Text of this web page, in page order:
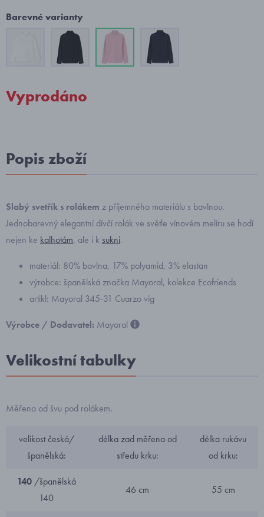
Barevné varianty
Vyprodáno
Popis zboží
Slabý svetřík s rolákem z příjemného materiálu s bavlnou.
Jednobarevný elegantní dívčí rolák ve světle vínovém melíru se hodí
nejen ke kalhotám, ale i k sukni.
materiál: 80% bavlna, 17% polyamid, 3% elastan
výrobce: španělská značka Mayoral, kolekce Ecofriends
artikl: Mayoral 345-31 Cuarzo vig
Výrobce / Dodavatel: Mayoral
Velikostní tabulky
Měřeno od švu pod rolákem.
velikost česká/
španělská:
délka zad měřena od
středu krku:
délka rukávu
od krku:
140/španělská
140
46 cm 55 cm